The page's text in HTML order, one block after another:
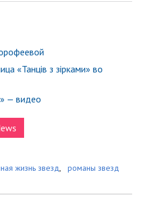
«Танців з зірками» во
— видео
жизнь звезд, романы звезд